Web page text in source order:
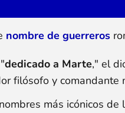
nombre de guerreros
dedicado a Marte," el
filósofo y comandante
más icónicos